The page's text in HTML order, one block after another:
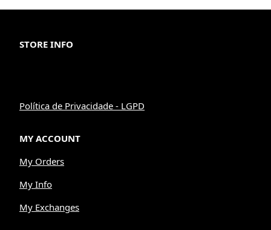
STORE INFO
Política de Privacidade - LGPD
MY ACCOUNT
My Orders
My Info
My Exchanges